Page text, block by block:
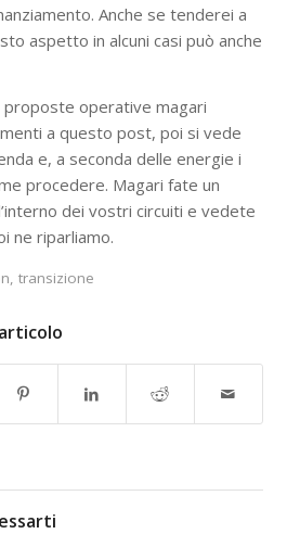
Anche se tenderei a
aspetto in alcuni casi può anche
proposte operative magari
a questo post, poi si vede
e, a seconda delle energie i
procedere. Magari fate un
dei vostri circuiti e vedete
ne riparliamo.
transizione